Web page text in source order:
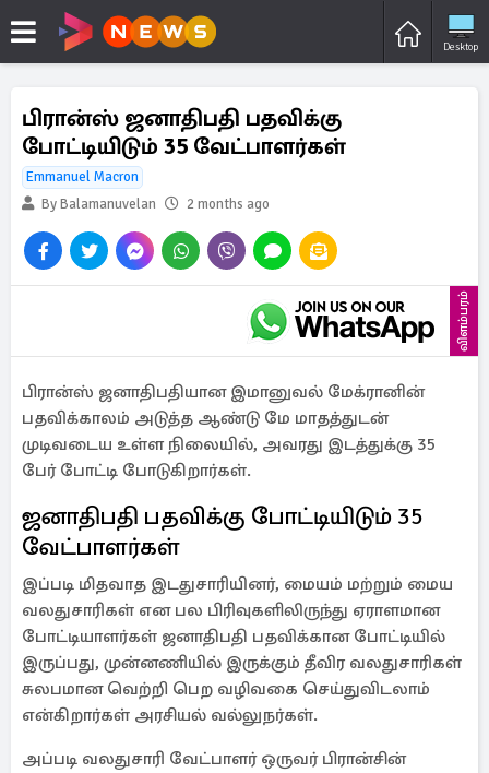
Desktop
பிரான்ஸ் ஜனாதிபதி பதவிக்கு
போட்டியிடும் 35 வேட்பாளர்கள்
Emmanuel Macron
By Balamanuvelan
2 months ago
விளம்பரம்
பிரான்ஸ் ஜனாதிபதியான இமானுவல் மேக்ரானின்
பதவிக்காலம் அடுத்த ஆண்டு மே மாதத்துடன்
முடிவடைய உள்ள நிலையில், அவரது இடத்துக்கு 35
பேர் போட்டி போடுகிறார்கள்.
ஜனாதிபதி பதவிக்கு போட்டியிடும் 35
வேட்பாளர்கள்
இப்படி மிதவாத இடதுசாரியினர், மையம் மற்றும் மைய
வலதுசாரிகள் என பல பிரிவுகளிலிருந்து ஏராளமான
போட்டியாளர்கள் ஜனாதிபதி பதவிக்கான போட்டியில்
இருப்பது, முன்னணியில் இருக்கும் தீவிர வலதுசாரிகள்
சுலபமான வெற்றி பெற வழிவகை செய்துவிடலாம்
என்கிறார்கள் அரசியல் வல்லுநர்கள்.
அப்படி வலதுசாரி வேட்பாளர் ஒருவர் பிரான்சின்